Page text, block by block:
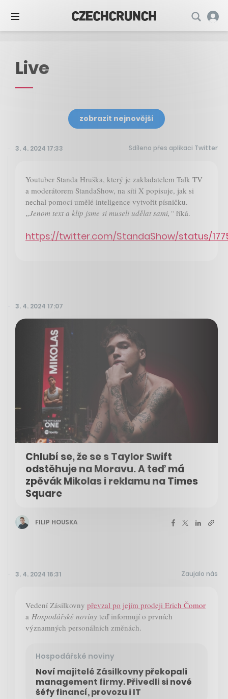
Live
zobrazit nejnovější
3. 4. 2024 17:33 Sdíleno přes aplikaci Twitter
Youtuber Standa Hruška, který je zakladatelem Talk TV
a moderátorem StandaShow, na síti X popisuje, jak si
nechal pomocí umělé inteligence vytvořit písničku.
„Jenom text a klip jsme si museli udělat sami,“ říká.
https://twitter.com/StandaShow/status/
3. 4. 2024 17:07
Chlubí se, že se s Taylor Swift
odstěhuje na Moravu. A teď má
zpěvák Mikolas i reklamu na Times
Square
FILIP HOUSKA
3. 4. 2024 16:31 Zaujalo nás
Vedení Zásilkovny převzal po jejím prodeji Erich Čomor
a Hospodářské noviny teď informují o prvních
významných personálních změnách.
Hospodářské noviny
Noví majitelé Zásilkovny překopali
management firmy. Přivedli si nové
šéfy financí, provozu i IT